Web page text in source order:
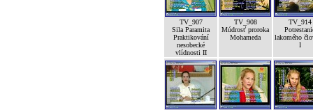
TV_907
Sila Paramita
Praktikování
nesobecké
vlídnosti II
TV_908
Múdrosť proroka
Mohameda
TV_914
lakomého
I